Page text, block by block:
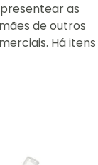
as
de outros
Há itens